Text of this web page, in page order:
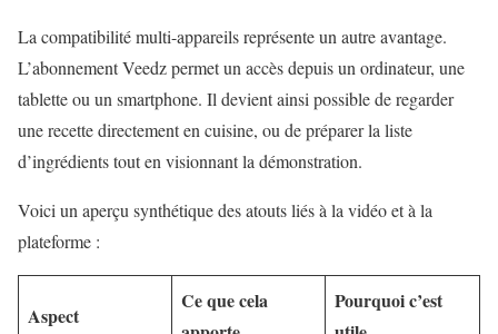
La compatibilité multi-appareils représente un autre avantage.
L’abonnement Veedz permet un accès depuis un ordinateur, une
tablette ou un smartphone. Il devient ainsi possible de regarder
une recette directement en cuisine, ou de préparer la liste
d’ingrédients tout en visionnant la démonstration.
Voici un aperçu synthétique des atouts liés à la vidéo et à la
plateforme :
Aspect
Ce que cela
Pourquoi c’est